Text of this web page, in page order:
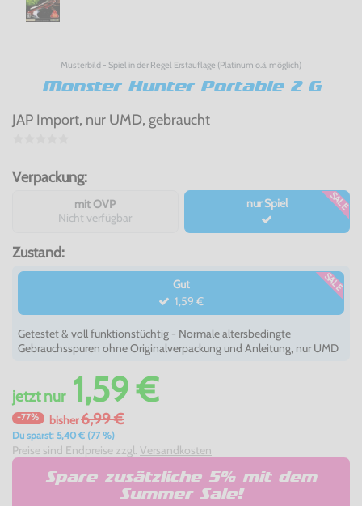
Musterbild - Spiel in der Regel Erstauflage (Platinum o.ä. möglich)
Monster Hunter Portable 2 G
JAP Import, nur UMD, gebraucht
Verpackung:
mit OVP
Nicht verfügbar
nur Spiel SALE
Zustand:
Gut
1,59 €
SALE
Getestet & voll funktionstüchtig - Normale altersbedingte
Gebrauchsspuren ohne Originalverpackung und Anleitung, nur UMD
jetztnur1,59 €
-77% bisher6,99 €
Du sparst: 5,40 € (77 %)
Preise sind Endpreise zzgl. Versandkosten
Spare zusätzliche 5% mit dem
Summer Sale!